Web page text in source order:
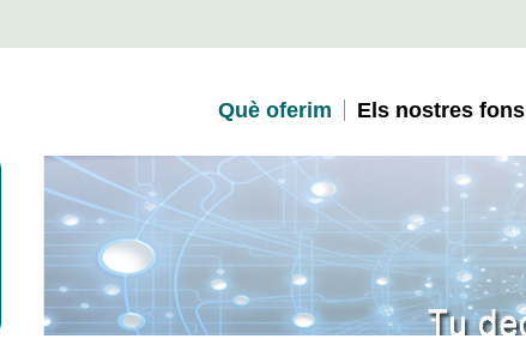
Què oferim Els nostres fons